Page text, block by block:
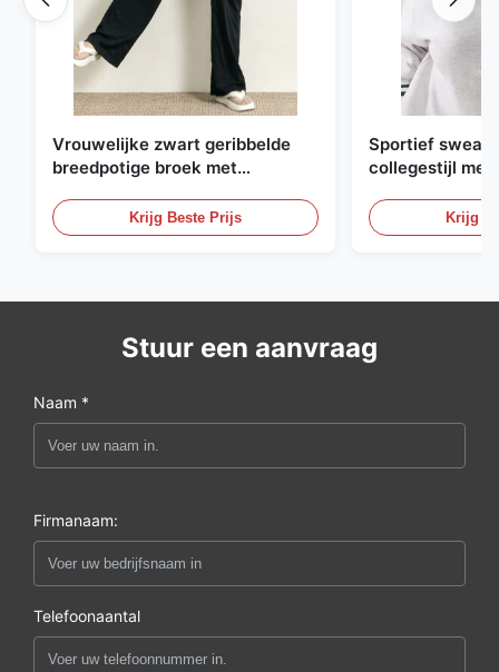
Vrouwelijke zwart geribbelde
breedpotige broek met
Krijg Beste Prijs
Sportief
collegestijl met
Krijg
Stuur een aanvraag
Naam *
Firmanaam:
Telefoonaantal